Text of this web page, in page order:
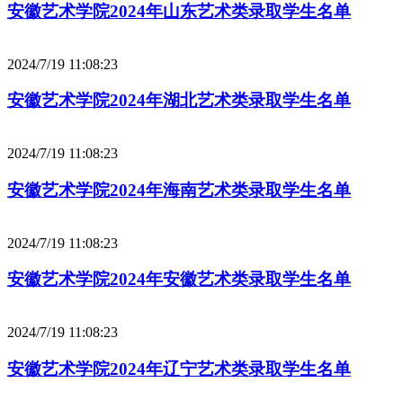
安徽艺术学院2024年山东艺术类录取学生名单
2024/7/19 11:08:23
安徽艺术学院2024年湖北艺术类录取学生名单
2024/7/19 11:08:23
安徽艺术学院2024年海南艺术类录取学生名单
2024/7/19 11:08:23
安徽艺术学院2024年安徽艺术类录取学生名单
2024/7/19 11:08:23
安徽艺术学院2024年辽宁艺术类录取学生名单